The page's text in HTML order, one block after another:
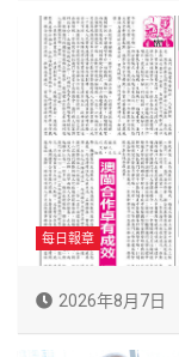
每日報章
2026年8月7日